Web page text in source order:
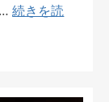
…続きを読